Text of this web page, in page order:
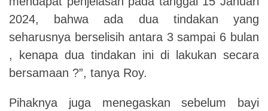
2024, bahwa ada dua tindakan yang
seharusnya berselisih antara 3 sampai 6 bulan
, kenapa dua tindakan ini di lakukan secara
bersamaan ?”, tanya Roy.
Pihaknya juga menegaskan sebelum bayi